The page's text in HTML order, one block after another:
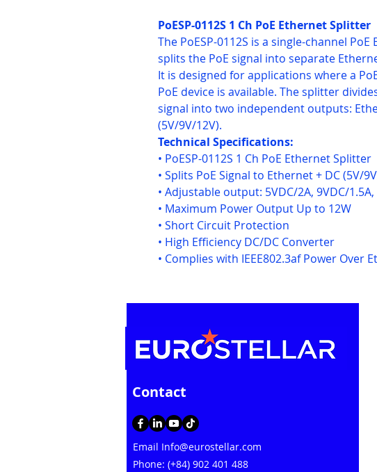
PoESP-0112S 1 Ch PoE Ethernet Splitter
The PoESP-0112S is a single-channel
splits the PoE signal into separate
It is designed for applications where a
PoE device is available. The splitter
signal into two independent outputs:
(5V/9V/12V).
Technical Specifications:
• PoESP-0112S 1 Ch PoE Ethernet Splitter
• Splits PoE Signal to Ethernet + DC (5V/
• Adjustable output: 5VDC/2A, 9VDC/
• Maximum Power Output Up to 12W
• Short Circuit Protection
• High Efficiency DC/DC Converter
• Complies with IEEE802.3af Power Over
Contact
Email Info@eurostellar.com
Phone: (+84) 902 401 488